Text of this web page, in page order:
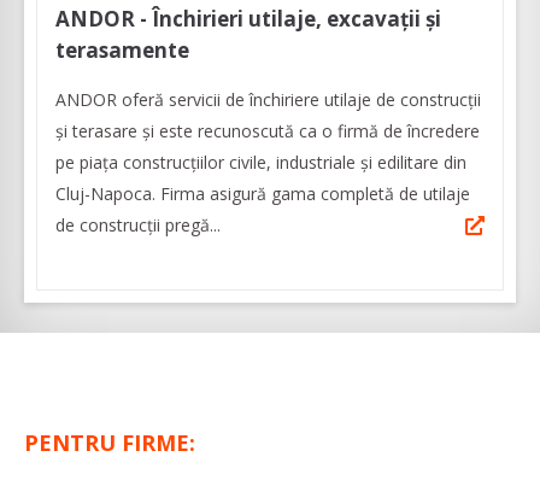
ANDOR - Închirieri utilaje, excavații și
terasamente
ANDOR oferă servicii de închiriere utilaje de construcții
și terasare și este recunoscută ca o firmă de încredere
pe piața construcțiilor civile, industriale și edilitare din
Cluj-Napoca. Firma asigură gama completă de utilaje
de construcții pregă...
PENTRU FIRME: